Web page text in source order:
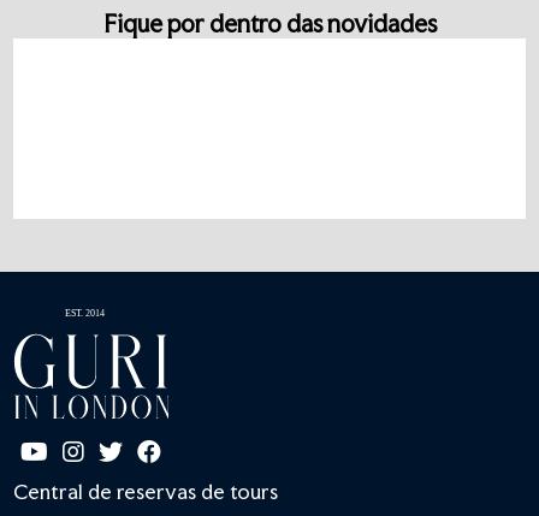
Fique por dentro das novidades
Central de reservas de tours